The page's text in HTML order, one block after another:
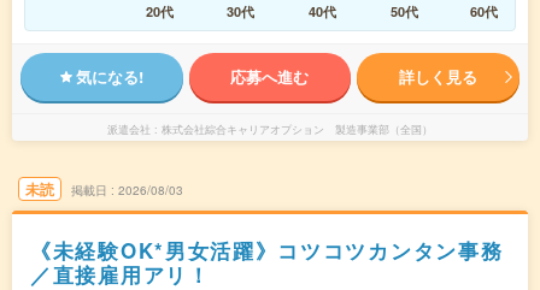
20代
30代 40代 50代 60代
気になる! 応募へ進む 詳しく見る
派遣会社 株式会社綜合キャリアオプション 製造事業部（全国）
未読 掲載日 2026/08/03
《未経験OK*男女活躍》コツコツカンタン事務
／直接雇用アリ！